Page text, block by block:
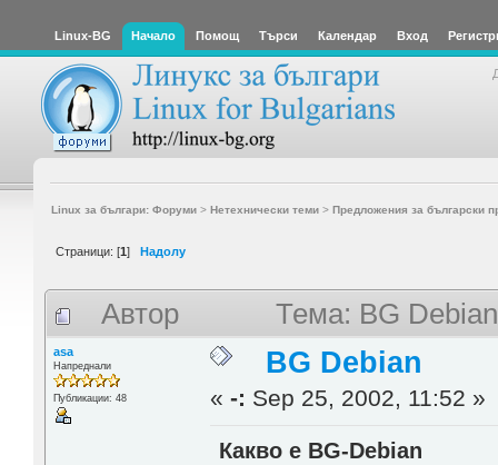
Linux-BG Начало Помощ Търси Календар Вход
Linux за българи: Форуми> Нетехнически теми> Предложения за български
Страници: [1] Надолу
Автор Тема: BG
asa
Напреднали
Публикации: 48
BG Debian
«-: Sep 25, 2002, 11:52 »
Какво е BG-Debian